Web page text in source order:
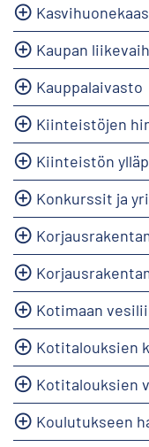
Kaupan
Kauppalaivasto
Kiinteistöjen
Kiinteistön
Konkurssit ja
Kotimaan
Kotitalouksien
Kotitalouksien
Koulutukseen